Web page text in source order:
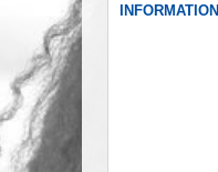
INFORMATION